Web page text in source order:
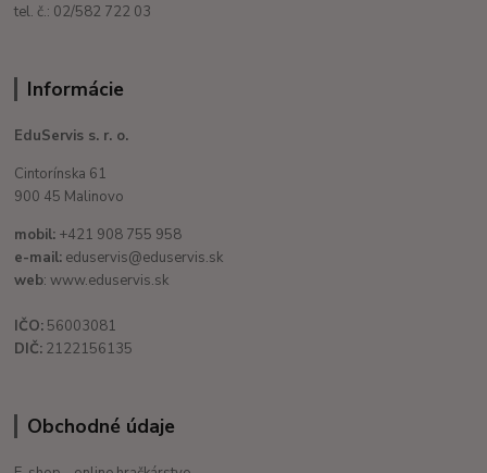
tel. č.: 02/582 722 03
Informácie
EduServis s. r. o.
Cintorínska 61
900 45 Malinovo
mobil: +421 908 755 958
e-mail: eduservis@eduservis.sk
web: www.eduservis.sk
IČO: 56003081
DIČ: 2122156135
Obchodné údaje